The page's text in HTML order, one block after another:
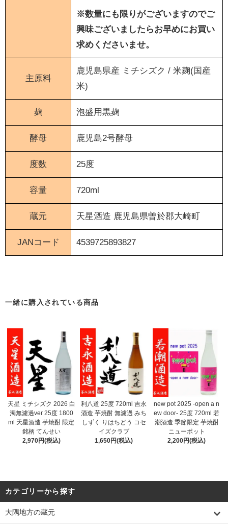
※数量にも限りがございますのでご
興味ございましたらお早めにお買い
求めくださいませ。
主原料
鹿児島県産 ミチシズク / 米麹(国産
米)
麹 泡盛用黒麹
酵母 鹿児島2号酵母
度数 25度
容量 720ml
蔵元 天星酒造 鹿児島県曽於郡大崎町
JANコード 4539725893827
一緒に購入されている商品
天星 ミチシズク 2026 白
濁無濾過ver 25度 1800
ml 天星酒造 芋焼酎 限定
銘柄 てんせい
2,970円(税込)
利八道 25度 720ml 吉永
酒造 芋焼酎 無濾過 みち
しずく りはちどう コセ
イズクラブ
1,650円(税込)
new pot 2025 -open a n
ew door- 25度 720ml 若
潮酒造 季節限定 芋焼酎
ニューポット
2,200円(税込)
カテゴリーから探す
大隅地方の蔵元